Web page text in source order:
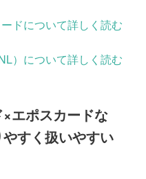
ドについて詳しく読む
）について詳しく読む
×エポスカードな
すく扱いやすい